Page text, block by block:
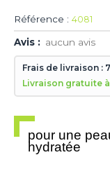
Référence : 4081
Avis : aucun avis
Frais de livraison :
Livraison gratuite
pour une
hydratée